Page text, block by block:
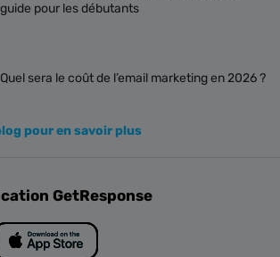
guide pour les débutants
Quel sera le coût de l’email marketing en 2026 ?
pour en savoir plus
GetResponse